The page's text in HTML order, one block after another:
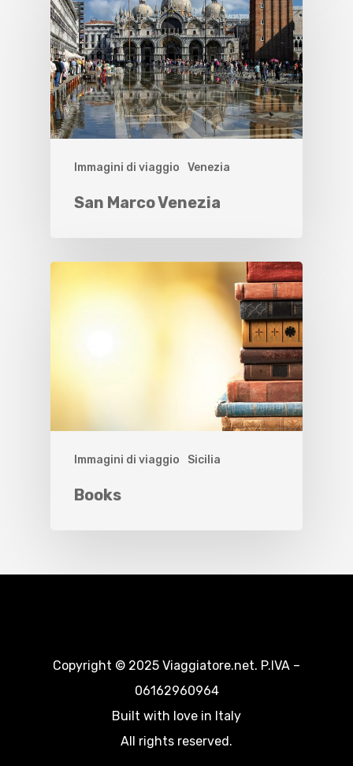
Immagini di viaggio Venezia
San Marco Venezia
Immagini di viaggio Sicilia
Books
Copyright © 2025 Viaggiatore.net. P.IVA –
06162960964
Built with love in Italy
All rights reserved.